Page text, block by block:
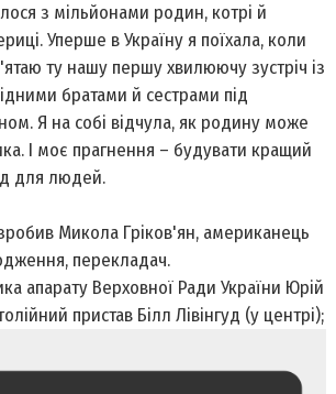
з мільйонами родин, котрі й
Уперше в Україну я поїхала, коли
ту нашу першу хвилюючу зустріч із
братами й сестрами під
Я на собі відчула, як родину може
І моє прагнення – будувати кращий
для людей.
Микола Гріков'ян, американець
перекладач.
апарату Верховної Ради України Юрій
пристав Білл Лівінгуд (у центрі);